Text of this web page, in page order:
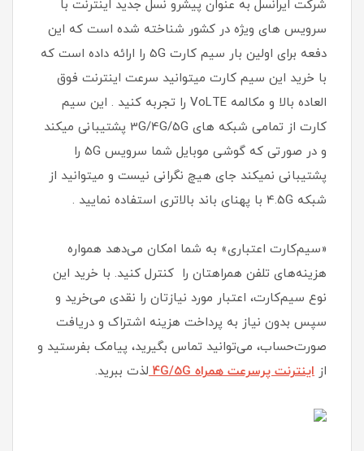
شرکت ایرانسل به عنوان پیشرو نسل جدید اینترنت با
سرویس های ویژه در کشور شناخته شده است که این
دفعه برای اولین بار سیم کارت 5G را ارائه داده است که
با خرید این سیم کارت میتوانید سرعت اینترنت فوق
العاده بالا و مکالمه VoLTE را تجربه کنید . این سیم
کارت از تمامی شبکه های 3G/4G/5G پشتیبانی میکند
و در صورتی که گوشی موبایل شما سرویس 5G را
پشتیبانی نمیکند جای هیچ نگرانی نیست و میتوانید از
شبکه 4.5G با پهنای باند بالاتری استفاده نمایید .
«سیم‌کارت اعتباری» به شما امکان می‌دهد همواره
هزینه‌های تلفن همراهتان را کنترل کنید. با خرید این
نوع سیم‌کارت، اعتبار مورد نیازتان را نقدی می‌خرید و
سپس بدون نیاز به پرداخت هزینه اشتراک و دریافت
صورت‌حساب، می‌توانید تماس بگیرید، پیامک بفرستید و
از اینترنت پرسرعت همراه 4G/5G لذت ببرید.